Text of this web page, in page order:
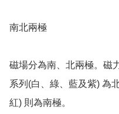
南北兩極
磁場分為南、北兩極。磁
系列(白、綠、藍及紫) 為
紅) 則為南極。